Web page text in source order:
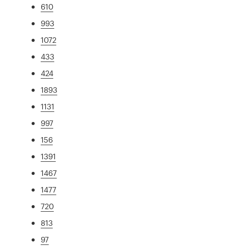
610
993
1072
433
424
1893
1131
997
156
1391
1467
1477
720
813
97